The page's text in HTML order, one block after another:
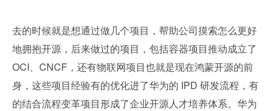
去的时候就是想通过做几个项目，帮助公司摸索怎么更好
地拥抱开源，后来做过的项目，包括容器项目推动成立了
OCI、CNCF，还有物联网项目也就是现在鸿蒙开源的前
身，这些项目经验有的优化进了华为的 IPD 研发流程，有
的结合流程变革项目形成了企业开源人才培养体系。华为